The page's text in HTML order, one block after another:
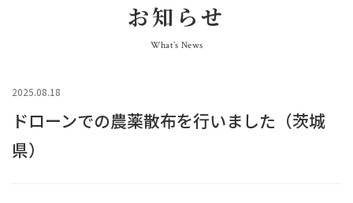
お知らせ
What’s News
2025.08.18
ドローンでの農薬散布を行いました（茨城
県）